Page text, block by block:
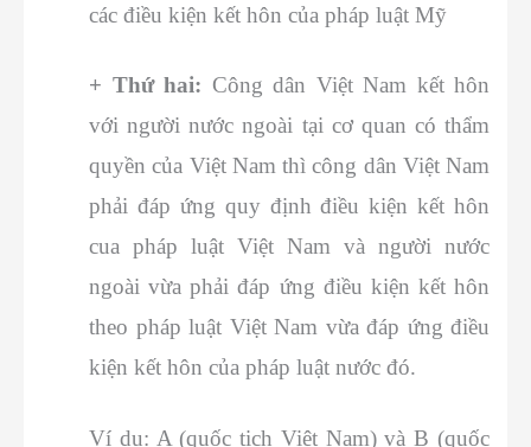
các điều kiện kết hôn của pháp luật Mỹ
+ Thứ hai: Công dân Việt Nam kết hôn
với người nước ngoài tại cơ quan có thẩm
quyền của Việt Nam thì công dân Việt Nam
phải đáp ứng quy định điều kiện kết hôn
cua pháp luật Việt Nam và người nước
ngoài vừa phải đáp ứng điều kiện kết hôn
theo pháp luật Việt Nam vừa đáp ứng điều
kiện kết hôn của pháp luật nước đó.
Ví dụ: A (quốc tịch Việt Nam) và B (quốc